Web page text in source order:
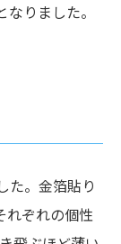
りました。
た。金箔貼り
れぞれの個性